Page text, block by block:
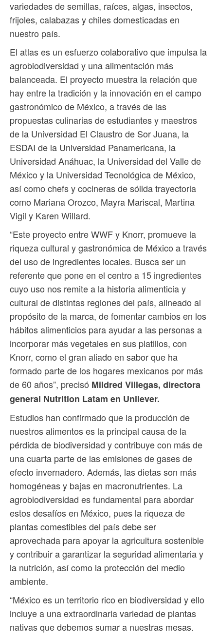
variedades de semillas, raíces, algas, insectos,
frijoles, calabazas y chiles domesticadas en
nuestro país.
El atlas es un esfuerzo colaborativo que impulsa la
agrobiodiversidad y una alimentación más
balanceada. El proyecto muestra la relación que
hay entre la tradición y la innovación en el campo
gastronómico de México, a través de las
propuestas culinarias de estudiantes y maestros
de la Universidad El Claustro de Sor Juana, la
ESDAI de la Universidad Panamericana, la
Universidad Anáhuac, la Universidad del Valle de
México y la Universidad Tecnológica de México,
así como chefs y cocineras de sólida trayectoria
como Mariana Orozco, Mayra Mariscal, Martina
Vigil y Karen Willard.
“Este proyecto entre WWF y Knorr, promueve la
riqueza cultural y gastronómica de México a través
del uso de ingredientes locales. Busca ser un
referente que pone en el centro a 15 ingredientes
cuyo uso nos remite a la historia alimenticia y
cultural de distintas regiones del país, alineado al
propósito de la marca, de fomentar cambios en los
hábitos alimenticios para ayudar a las personas a
incorporar más vegetales en sus platillos, con
Knorr, como el gran aliado en sabor que ha
formado parte de los hogares mexicanos por más
de 60 años”, precisó Mildred Villegas, directora
general Nutrition Latam en Unilever.
Estudios han confirmado que la producción de
nuestros alimentos es la principal causa de la
pérdida de biodiversidad y contribuye con más de
una cuarta parte de las emisiones de gases de
efecto invernadero. Además, las dietas son más
homogéneas y bajas en macronutrientes. La
agrobiodiversidad es fundamental para abordar
estos desafíos en México, pues la riqueza de
plantas comestibles del país debe ser
aprovechada para apoyar la agricultura sostenible
y contribuir a garantizar la seguridad alimentaria y
la nutrición, así como la protección del medio
ambiente.
“México es un territorio rico en biodiversidad y ello
incluye a una extraordinaria variedad de plantas
nativas que debemos sumar a nuestras mesas.